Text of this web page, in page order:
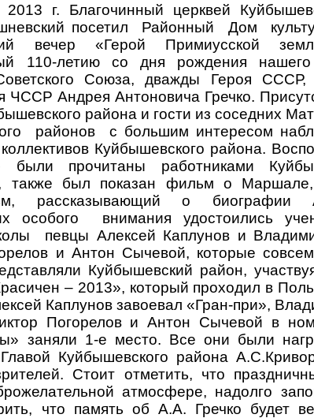
2013 г. Благочинный церквей
посетил Районный Дом
вечер «Герой Примиусской
110-летию со дня рождения нашего
Союза, дважды Героя СССР,
ЧССР Андрея Антоновича Гречко.
района и гости из соседних
районов с большим интересом
коллективов Куйбышевского района.
были прочитаны работниками
также был показан фильм о Маршале,
рассказывающий о биографии
особого внимания удостоились
певцы Алексей Каплунов и
и Антон Сычевой, которые
Куйбышевский район,
– 2013», который проходил в
Каплунов завоевал «Гран-при»,
Погорелов и Антон Сычевой в
заняли 1-е место. Все они были
Куйбышевского района
Стоит отметить, что
атмосфере, надолго
что память об А.А. Гречко будет